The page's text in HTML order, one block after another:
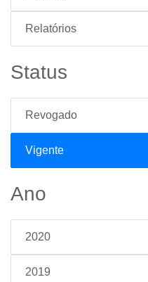
Relatórios
Status
Revogado
Vigente
Ano
2020
2019